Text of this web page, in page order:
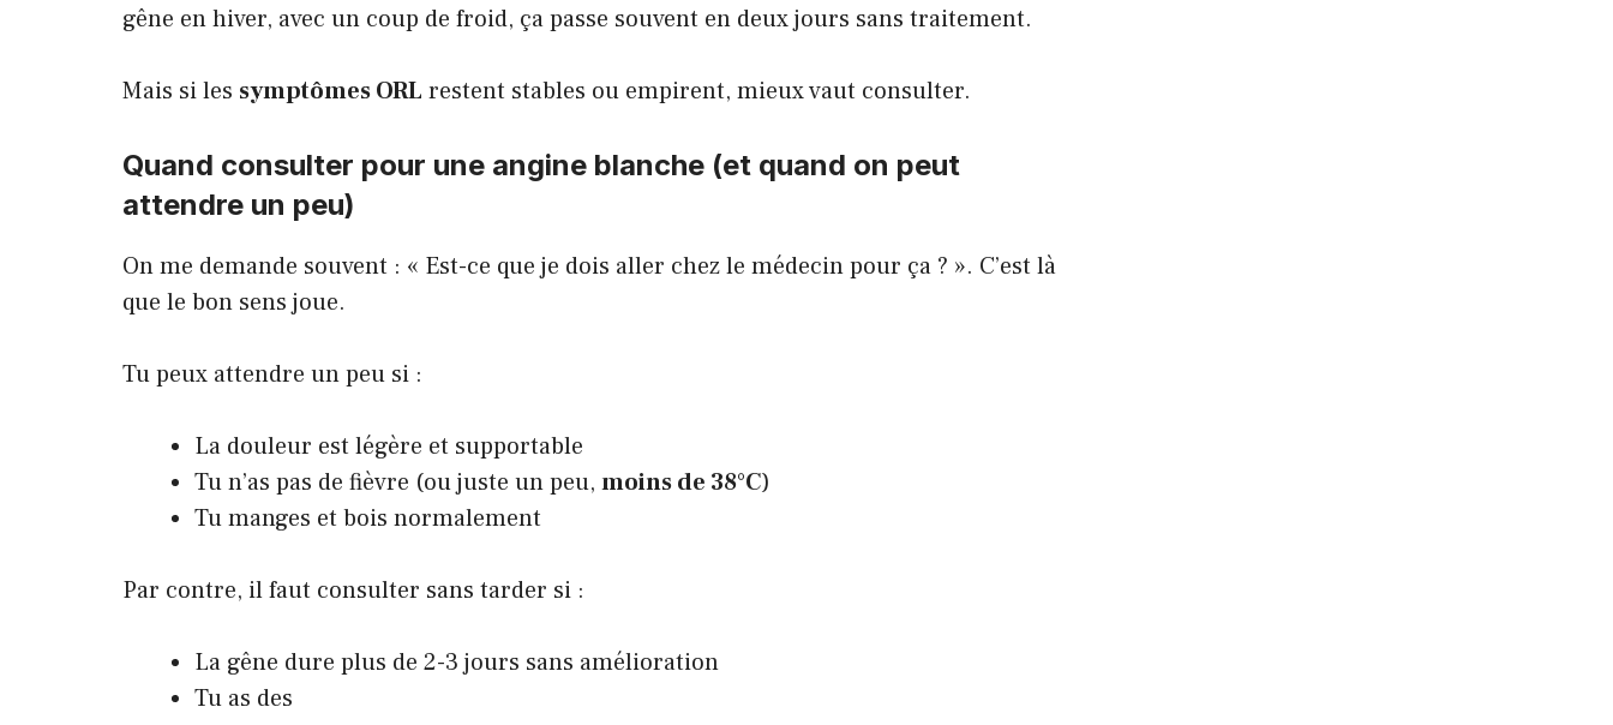
gêne en hiver, avec un coup de froid, ça passe souvent en deux jours sans traitement.
Mais si les symptômes ORL restent stables ou empirent, mieux vaut consulter.
Quand consulter pour une angine blanche (et quand on peut
attendre un peu)
On me demande souvent : « Est-ce que je dois aller chez le médecin pour ça ? ». C’est là
que le bon sens joue.
Tu peux attendre un peu si :
La douleur est légère et supportable
Tu n’as pas de fièvre (ou juste un peu, moins de 38°C)
Tu manges et bois normalement
Par contre, il faut consulter sans tarder si :
La gêne dure plus de 2-3 jours sans amélioration
Tu as des